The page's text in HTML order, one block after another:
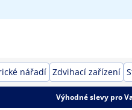
nářadí Zdvihací zařízení
Výhodné slevy pro